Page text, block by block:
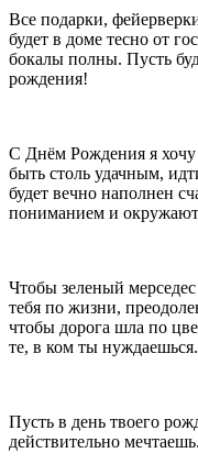
Все подарки,
будет в доме тесно от
бокалы полны. Пусть
рождения!
С Днём Рождения я
быть столь удачным,
будет вечно наполнен
пониманием и
Чтобы зеленый
тебя по жизни,
чтобы дорога шла по
те, в ком ты
Пусть в день твоего
действительно мечтаешь.